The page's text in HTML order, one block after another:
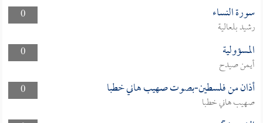
0
سورة النساء
رشيد بلعالية
0
المسؤولية
أيمن صيدح
0
أذان من فلسطين-بصوت صهيب هاني خطبا
صهيب هاني خطبا